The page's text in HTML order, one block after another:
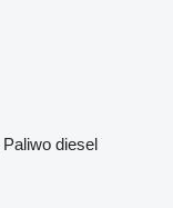
Paliwo diesel